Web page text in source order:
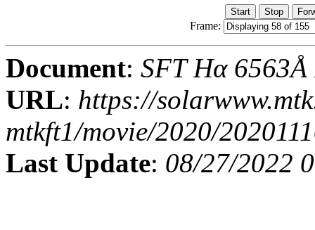
Frame:
Document: SFT Hα
URL: https://
mtkft1/movie/2020/
Last Update: 08/27/2022